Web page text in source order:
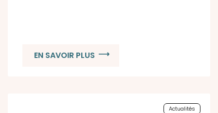
EN SAVOIR PLUS
Actualités